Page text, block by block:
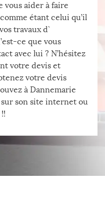
vous aider à faire
étant celui qu’il
travaux d`
ce que vous
avec lui ? N’hésitez
votre devis et
votre devis
à Dannemarie
sur son site internet ou